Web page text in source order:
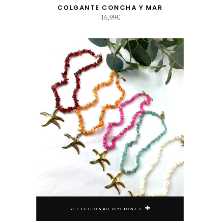
COLGANTE CONCHA Y MAR
16,99€
SELECCIONAR OPCIONES
Este producto tiene múltiples variantes. Las opciones se pueden elegir en la página de producto